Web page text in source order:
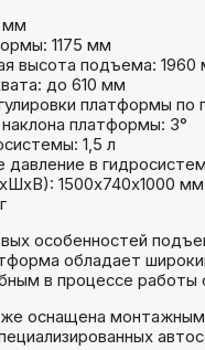
мм
1175 мм
высота подъема: 1960
до 610 мм
платформы по
наклона платформы: 3°
1,5 л
давление в
1500х740х1000 мм
особенностей
обладает
в процессе работы
оснащена